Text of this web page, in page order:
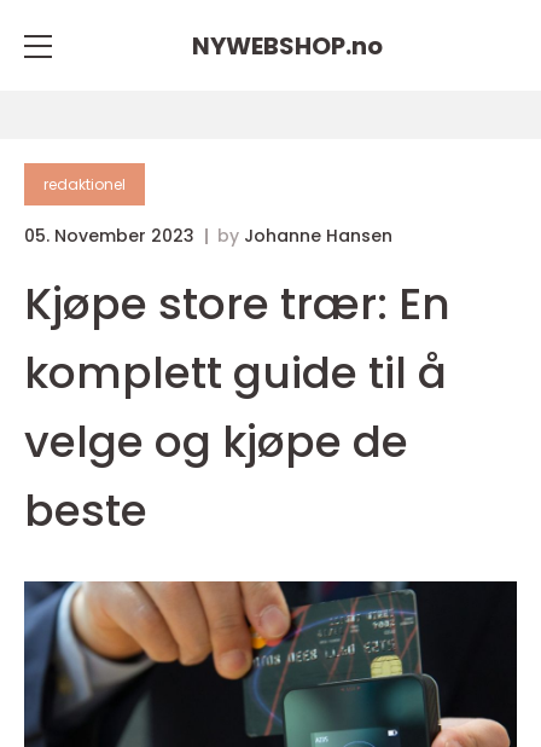
NYWEBSHOP.no
redaktionel
05. November 2023 by Johanne Hansen
Kjøpe store trær: En
komplett guide til å
velge og kjøpe de
beste